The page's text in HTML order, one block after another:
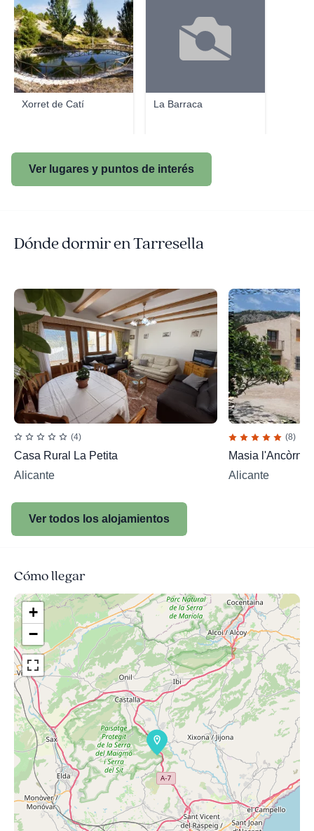
Xorret de Catí La Barraca
Ver lugares y puntos de interés
Dónde dormir en Tarresella
(4)
Casa Rural La Petita
Alicante
(8)
Masia l'Ancòrnia
Alicante
Ver todos los alojamientos
Cómo llegar
+
−